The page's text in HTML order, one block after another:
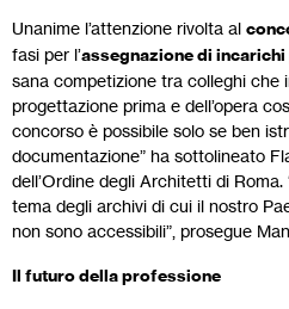
Unanime l’attenzione rivolta al
fasi per l’assegnazione di
sana competizione tra colleghi che
progettazione prima e dell’opera
concorso è possibile solo se ben
documentazione” ha sottolineato
dell’Ordine degli Architetti di
tema degli archivi di cui il nostro
non sono accessibili”, prosegue
Il futuro della professione